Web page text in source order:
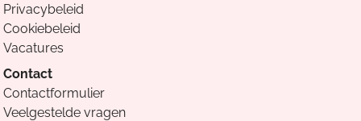
Privacybeleid
Cookiebeleid
Vacatures
Contact
Contactformulier
Veelgestelde vragen